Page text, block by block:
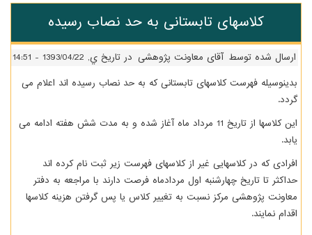
آشنایی
کلاسهای تابستانی به حد نصاب رسیده
شده توسطآقای معاونت پژوهشیدر تاریخ ي, 1393/04/22 - 14:51
فهرست کلاسهای تابستانی که به حد نصاب رسیده اند اعلام می
این کلاسها از تاریخ 11 مرداد ماه آغاز شده و به مدت شش هفته ادامه می
که در کلاسهایی غیر از کلاسهای فهرست زیر ثبت نام کرده اند
تا تاریخ چهارشنبه اول مردادماه فرصت دارند با مراجعه به دفتر
پژوهشی مرکز نسبت به تغییر کلاس یا پس گرفتن هزینه کلاسها
نمایند.